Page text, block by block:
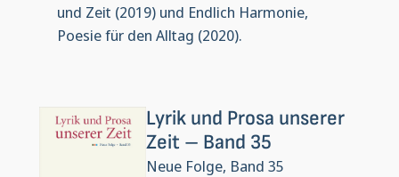
und Zeit (2019) und Endlich Harmonie,
Poesie für den Alltag (2020).
Lyrik und Prosa unserer
Zeit – Band 35
Neue Folge, Band 35